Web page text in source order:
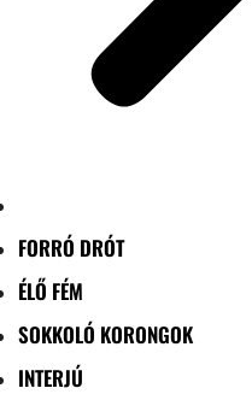
FORRÓ DRÓT
ÉLŐ FÉM
SOKKOLÓ KORONGOK
INTERJÚ